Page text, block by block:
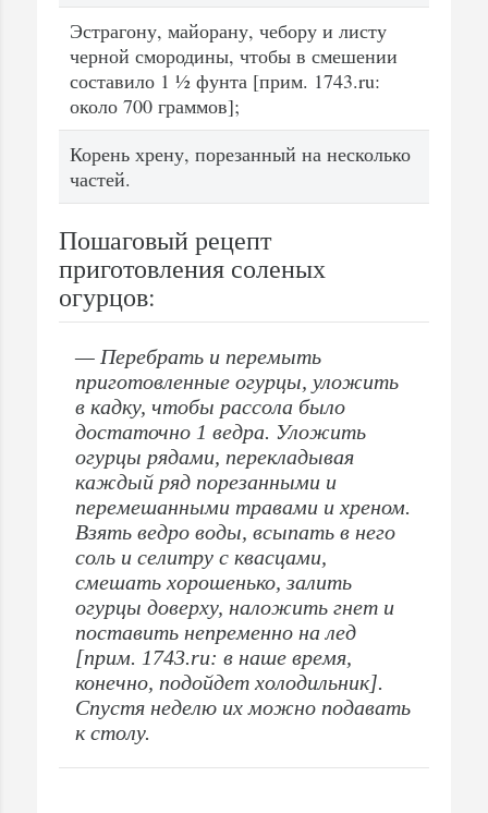
Эстрагону, майорану, чебору и листу
черной смородины, чтобы в смешении
составило 1 ½ фунта [прим. 1743.ru:
около 700 граммов];
Корень хрену, порезанный на несколько
частей.
Пошаговый рецепт
приготовления соленых
огурцов:
— Перебрать и перемыть
приготовленные огурцы, уложить
в кадку, чтобы рассола было
достаточно 1 ведра. Уложить
огурцы рядами, перекладывая
каждый ряд порезанными и
перемешанными травами и хреном.
Взять ведро воды, всыпать в него
соль и селитру с квасцами,
смешать хорошенько, залить
огурцы доверху, наложить гнет и
поставить непременно на лед
[прим. 1743.ru: в наше время,
конечно, подойдет холодильник].
Спустя неделю их можно подавать
к столу.